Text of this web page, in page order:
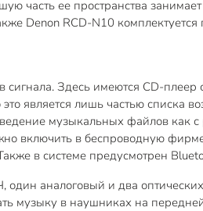
часть ее пространства
Denon RCD-N10
Здесь имеются CD-
является лишь частью списка
музыкальных файлов как
включить в беспроводную
в системе предусмотрен
аналоговый и два
музыку в наушниках на